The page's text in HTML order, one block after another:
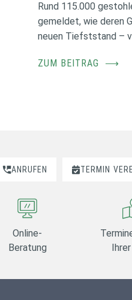
Rund 115.000
gemeldet, wie deren
neuen Tiefststand –
ZUM BEITRAG ⟶
ANRUFEN TERMIN
Online-
Beratung